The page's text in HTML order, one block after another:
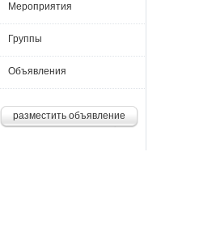
Мероприятия
Группы
Объявления
разместить объявление